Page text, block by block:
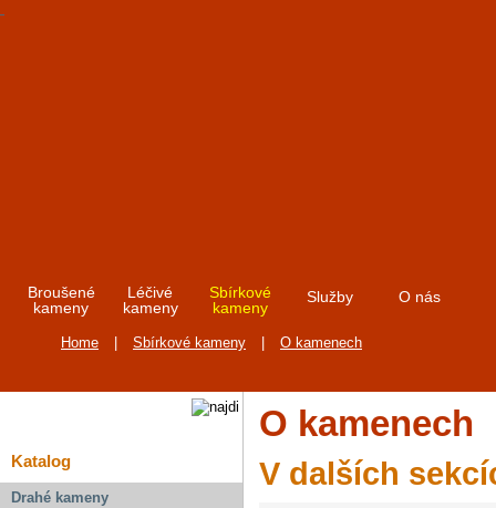
Broušené
kameny
Léčivé
kameny
Sbírkové
kameny
Služby O nás
Home Sbírkové kameny O kamenech
Katalog
Drahé kameny
O kamenech
V dalších